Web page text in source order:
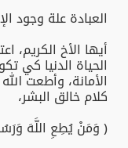
العبادة علة وجود
أيها الأخ الكريم،
الحياة الدنيا كي
الأمانة، وأطعت
كلام خالق البشر،
﴿ وَمَنْ يُطِعِ اللَّهَ